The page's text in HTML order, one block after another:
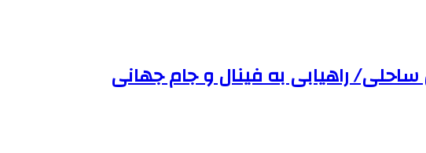
راهیابی به فینال و جام جهانی